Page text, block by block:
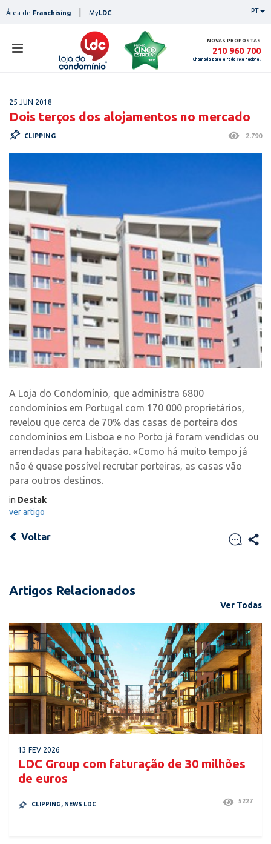
toÁrea de Franchising MyLDC PT
NOVAS PROPOSTAS
210 960 700
Chamada para a rede fixa nacional
25 JUN 2018
Dois terços dos alojamentos no mercado
CLIPPING 2.790
A Loja do Condomínio, que administra 6800
condomínios em Portugal com 170 000 proprietários,
revelou que cerca de 70% das casas de porteira dos
condomínios em Lisboa e no Porto já foram vendidas ou
arrendadas para habitação. «Como há muito tempo já
não é quase possível recrutar porteiras, as casas vão
para outros destinos.
in Destak
ver artigo
Voltar
Artigos Relacionados
Ver Todas
13 FEV 2026
LDC Group com faturação de 30 milhões
de euros
CLIPPING, NEWS LDC 5227